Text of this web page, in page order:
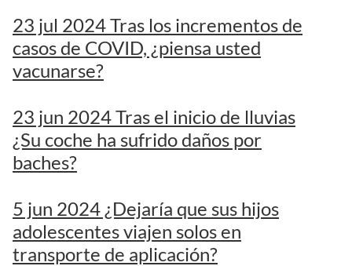
23 jul 2024 Tras los incrementos de
casos de COVID, ¿piensa usted
vacunarse?
23 jun 2024 Tras el inicio de lluvias
¿Su coche ha sufrido daños por
baches?
5 jun 2024 ¿Dejaría que sus hijos
adolescentes viajen solos en
transporte de aplicación?